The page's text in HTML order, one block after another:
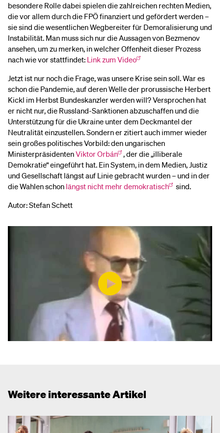
besondere Rolle dabei spielen die zahlreichen rechten Medien,
die vor allem durch die FPÖ finanziert und gefördert werden –
sie sind die wesentlichen Wegbereiter für Demoralisierung und
Instabilität. Man muss sich nur die Aussagen von Bezmenov
ansehen, um zu merken, in welcher Offenheit dieser Prozess
nach wie vor stattfindet: Link zum Video
Jetzt ist nur noch die Frage, was unsere Krise sein soll. War es
schon die Pandemie, auf deren Welle der prorussische Herbert
Kickl im Herbst Bundeskanzler werden will? Versprochen hat
er nicht nur, die Russland-Sanktionen abzuschaffen und die
Unterstützung für die Ukraine unter dem Deckmantel der
Neutralität einzustellen. Sondern er zitiert auch immer wieder
sein großes politisches Vorbild: den ungarischen
MinisterpräsidentenViktor Orbán , der die „illiberale
Demokratie“ eingeführt hat. Ein System, in dem Medien, Justiz
und Gesellschaft längst auf Linie gebracht wurden – und in der
die Wahlen schon längst nicht mehr demokratisch
sind.
Autor: Stefan Schett
Weitere interessante Artikel